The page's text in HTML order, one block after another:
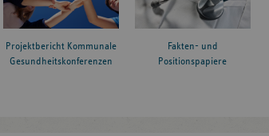
Projektbericht Kommunale
Gesundheitskonferenzen
Fakten- und
Positionspapiere